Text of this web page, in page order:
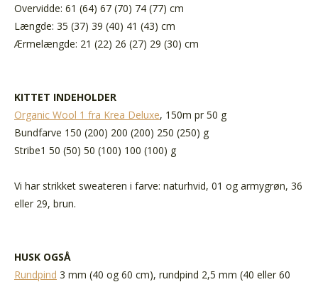
Overvidde: 61 (64) 67 (70) 74 (77) cm
Længde: 35 (37) 39 (40) 41 (43) cm
Ærmelængde: 21 (22) 26 (27) 29 (30) cm
KITTET INDEHOLDER
Organic Wool 1 fra Krea Deluxe, 150m pr 50 g
Bundfarve 150 (200) 200 (200) 250 (250) g
Stribe1 50 (50) 50 (100) 100 (100) g
Vi har strikket sweateren i farve: naturhvid, 01 og armygrøn, 36
eller 29, brun.
HUSK OGSÅ
Rundpind 3 mm (40 og 60 cm), rundpind 2,5 mm (40 eller 60